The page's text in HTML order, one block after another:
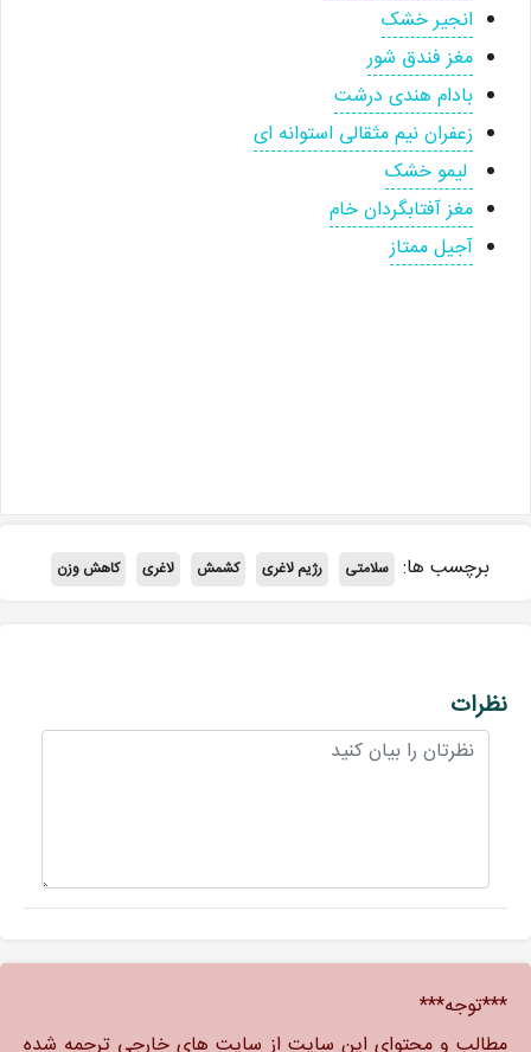
انجیر خشک
مغز فندق شور
بادام هندی درشت
زعفران نیم مثقالی استوانه ای
لیمو خشک
مغز آفتابگردان خام
آجیل ممتاز
برچسب ها: سلامتی رژیم لاغری کشمش لاغری کاهش وزن
نظرات
***توجه***
مطالب و محتوای این سایت از سایت های خارجی ترجمه شده